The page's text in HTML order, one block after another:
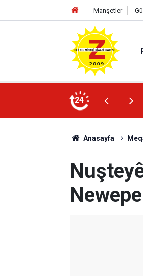
Manşetler
24
Anasayfa